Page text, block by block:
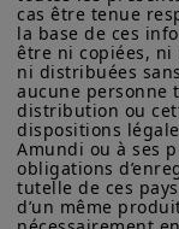
en 2027.
États-
devrait
en
% en
baisse
cas être tenue
la base de ces
être ni copiées,
ni distribuées
aucune personne
distribution ou
dispositions
Amundi ou à ses
obligations
tutelle de ces
d’un même